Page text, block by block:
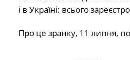
і в Україні: всього
Про це зранку, 11 липня,